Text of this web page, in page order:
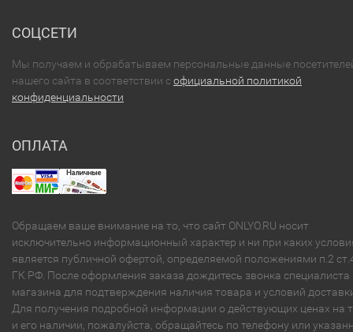
СОЦСЕТИ
Мы получаем и обрабатываем персональные данные
нашего сайта в соответствии софициальной политикой
конфиденциальности
ОПЛАТА
Обращаем ваше внимание на то, что сайт ONLYO.RU носит
исключительно информационный характер и ни при каких
является публичной офертой, определяемой положениями п.2
ГК РФ. После оформления заказа дождитесь звонка специалиста
магазина для подтверждения наличия товара и условий
Для получения подробной информации о действующих ценах на
и его наличии, пожалуйста, обращайтесь по телефону или